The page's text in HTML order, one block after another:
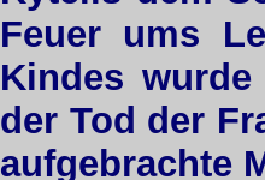
Feuer ums
Kindes
der Tod der
aufgebrachte